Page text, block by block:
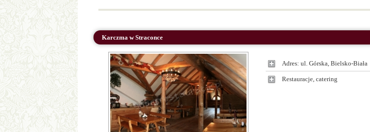
Karczma w Straconce
Adres: ul. Górska, Bielsko-Biała
Restauracje, catering